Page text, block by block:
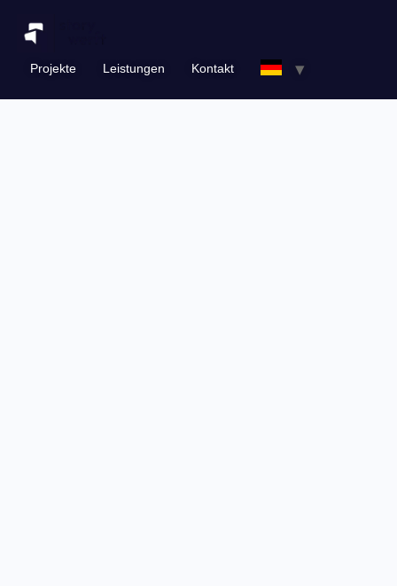
Projekte Leistungen Kontakt